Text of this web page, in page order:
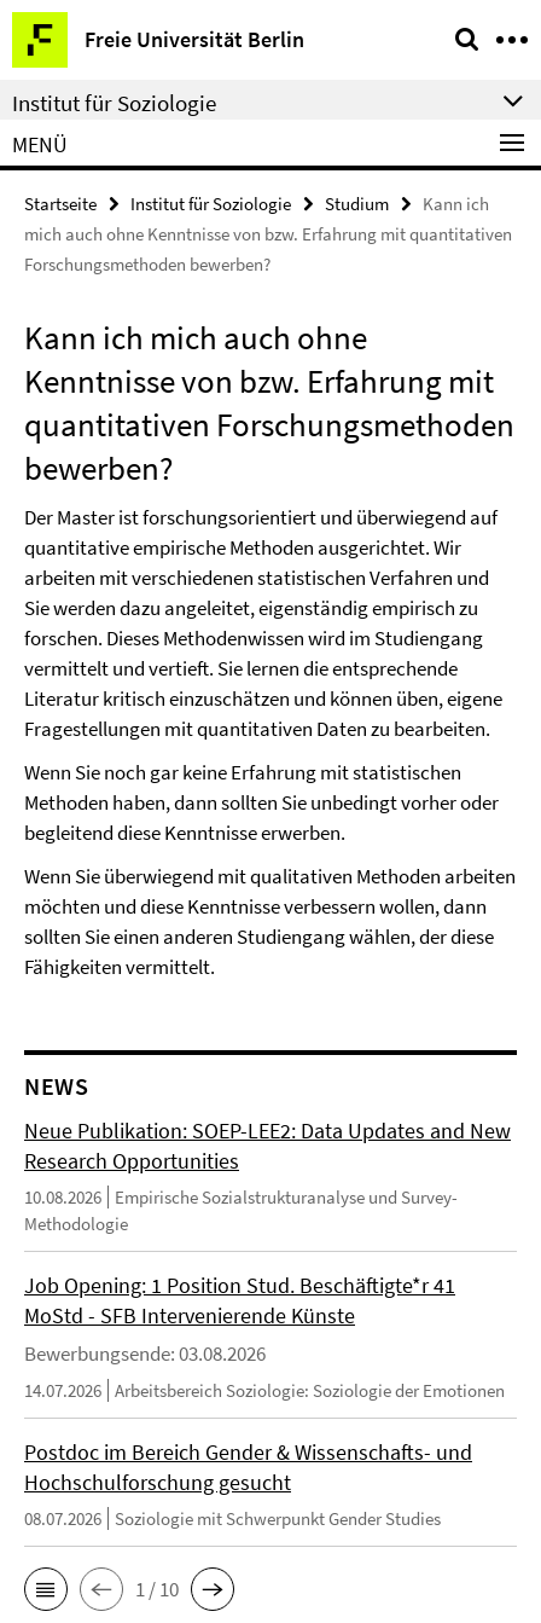
Springe
direkt
zu
Inhalt
Freie Universität Berlin
Service-
Navigation
Institut für Soziologie
MENÜ
Startseite Institut für Soziologie Studium
Kann ich
mich auch ohne Kenntnisse von bzw. Erfahrung mit quantitativen
Forschungsmethoden bewerben?
Kann ich mich auch ohne
Kenntnisse von bzw. Erfahrung mit
quantitativen Forschungsmethoden
bewerben?
Der Master ist forschungsorientiert und überwiegend auf
quantitative empirische Methoden ausgerichtet. Wir
arbeiten mit verschiedenen statistischen Verfahren und
Sie werden dazu angeleitet, eigenständig empirisch zu
forschen. Dieses Methodenwissen wird im Studiengang
vermittelt und vertieft. Sie lernen die entsprechende
Literatur kritisch einzuschätzen und können üben, eigene
Fragestellungen mit quantitativen Daten zu bearbeiten.
Wenn Sie noch gar keine Erfahrung mit statistischen
Methoden haben, dann sollten Sie unbedingt vorher oder
begleitend diese Kenntnisse erwerben.
Wenn Sie überwiegend mit qualitativen Methoden arbeiten
möchten und diese Kenntnisse verbessern wollen, dann
sollten Sie einen anderen Studiengang wählen, der diese
Fähigkeiten vermittelt.
NEWS
Neue Publikation: SOEP-LEE2: Data Updates and New
Research Opportunities
10.08.2026
Empirische Sozialstrukturanalyse und Survey-
Methodologie
Job Opening: 1 Position Stud. Beschäftigte*r 41
MoStd - SFB Intervenierende Künste
Bewerbungsende: 03.08.2026
14.07.2026 Arbeitsbereich Soziologie: Soziologie der Emotionen
Postdoc im Bereich Gender & Wissenschafts- und
Hochschulforschung gesucht
08.07.2026 Soziologie mit Schwerpunkt Gender Studies
1 / 10